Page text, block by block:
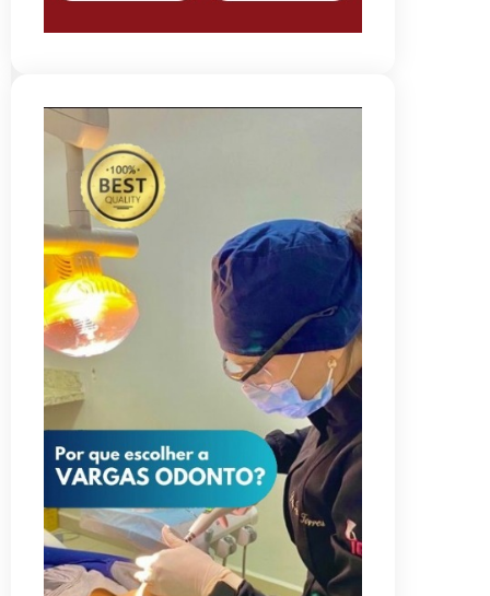
Planaltina terá reforço de ônibus
para a 6ª Feira Nacional da Uva e do
Vinho
8/5/2026
Endereços em Planaltina terão o
fornecimento de energia
interrompido nesta quinta-feira
(6)
8/5/2026
Lactário do Hospital de Base
garante alimentação segura e
personalizada aos pacientes
Agosto Lilás reforça orientação
sobre direitos e canais de proteção